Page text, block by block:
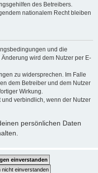
des Betreibers.
nationalem Recht bleiben
und die
wird dem Nutzer per E-
zu widersprechen. Im Falle
dem Betreiber und dem Nutzer
Wirkung.
verbindlich, wenn der Nutzer
persönlichen Daten